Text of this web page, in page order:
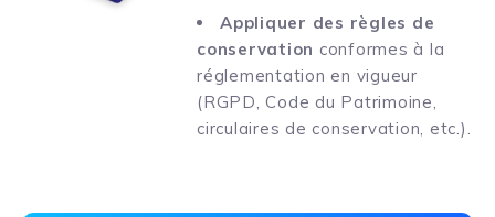
Appliquer des règles de
conservation conformes à la
réglementation en vigueur
(RGPD, Code du Patrimoine,
circulaires de conservation, etc.).